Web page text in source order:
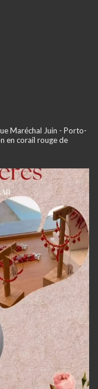
Maréchal Juin - Porto-
en corail rouge de